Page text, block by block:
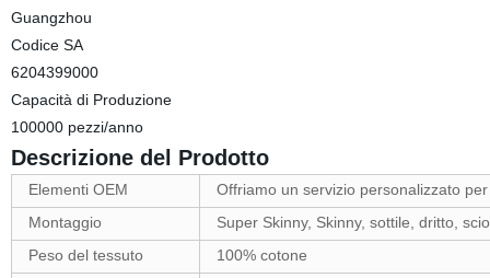
Guangzhou
Codice SA
6204399000
Capacità di Produzione
100000 pezzi/anno
Descrizione del Prodotto
Elementi OEM Offriamo un servizio personalizzato per
Montaggio
Super Skinny, Skinny, sottile, dritto,
Peso del tessuto
100% cotone